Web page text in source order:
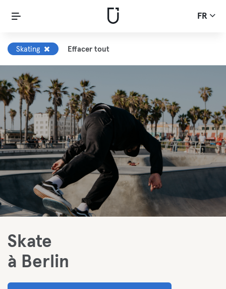
FR
Skating Effacer tout
Skate
à Berlin